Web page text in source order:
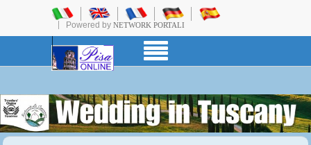
Powered by NETWORK PORTALI